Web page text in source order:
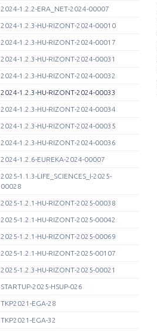
2024-1.2.2-ERA_NET-2024-00007
2024-1.2.3-HU-RIZONT-2024-00010
2024-1.2.3-HU-RIZONT-2024-00017
2024-1.2.3-HU-RIZONT-2024-00031
2024-1.2.3-HU-RIZONT-2024-00032
2024-1.2.3-HU-RIZONT-2024-00033
2024-1.2.3-HU-RIZONT-2024-00034
2024-1.2.3-HU-RIZONT-2024-00035
2024-1.2.3-HU-RIZONT-2024-00036
2024-1.2.6-EUREKA-2024-00007
2025-1.1.3-LIFE_SCIENCES_I-2025-
00028
2025-1.2.1-HU-RIZONT-2025-00038
2025-1.2.1-HU-RIZONT-2025-00042
2025-1.2.1-HU-RIZONT-2025-00069
2025-1.2.1-HU-RIZONT-2025-00107
2025-1.2.3-HU-RIZONT-2025-00021
STARTUP-2025-HSUP-026
TKP2021-EGA-28
TKP2021-EGA-32